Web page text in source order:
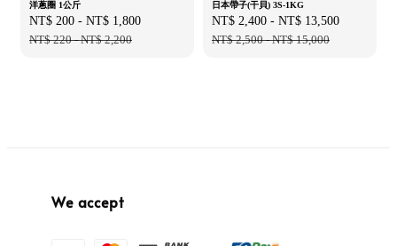
洋蔥圈 1公斤
Sale
price
NT$ 200 - NT$ 1,800
NT$ 220-NT$ 2,200
日本帶子(干貝) 3S-1KG
Sale
price
NT$ 2,400 - NT$ 13,500
NT$ 2,500-NT$ 15,000
We accept